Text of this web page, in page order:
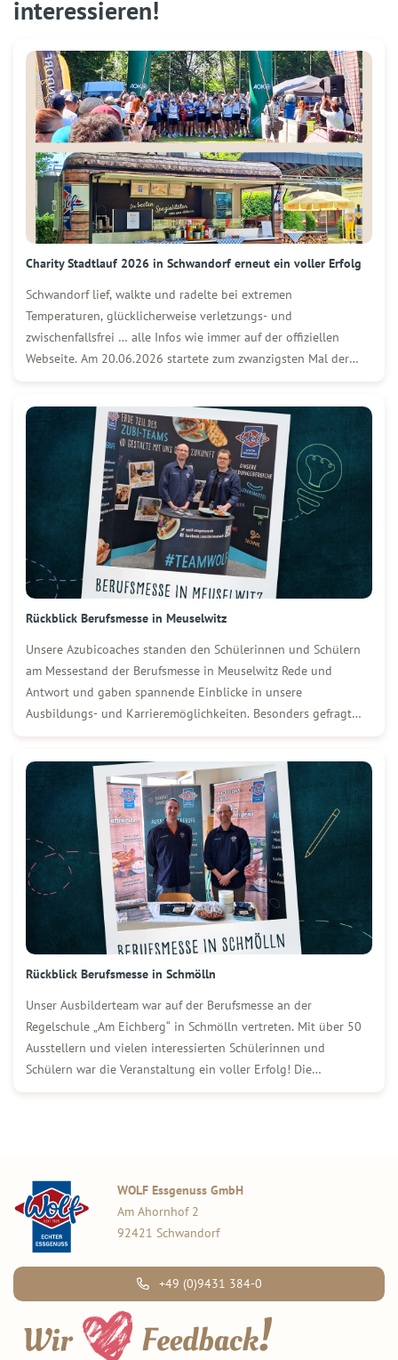
interessieren!
Charity Stadtlauf 2026 in Schwandorf erneut ein voller Erfolg
Schwandorf lief, walkte und radelte bei extremen
Temperaturen, glücklicherweise verletzungs- und
zwischenfallsfrei … alle Infos wie immer auf der offiziellen
Webseite. Am 20.06.2026 startete zum zwanzigsten Mal der
sowie den Läufen für […]
Rückblick Berufsmesse in Meuselwitz
Unsere Azubicoaches standen den Schülerinnen und Schülern
am Messestand der Berufsmesse in Meuselwitz Rede und
Antwort und gaben spannende Einblicke in unsere
Ausbildungs- und Karrieremöglichkeiten. Besonders gefragt
hat viele Fragen geklärt und neue Kontakte ermöglicht.
Neugierig […]
Rückblick Berufsmesse in Schmölln
Unser Ausbilderteam war auf der Berufsmesse an der
Regelschule „Am Eichberg“ in Schmölln vertreten. Mit über 50
Ausstellern und vielen interessierten Schülerinnen und
Schülern war die Veranstaltung ein voller Erfolg! Die
WOLF Essgenuss GmbH
Am Ahornhof 2
92421 Schwandorf
+49 (0)9431 384-0